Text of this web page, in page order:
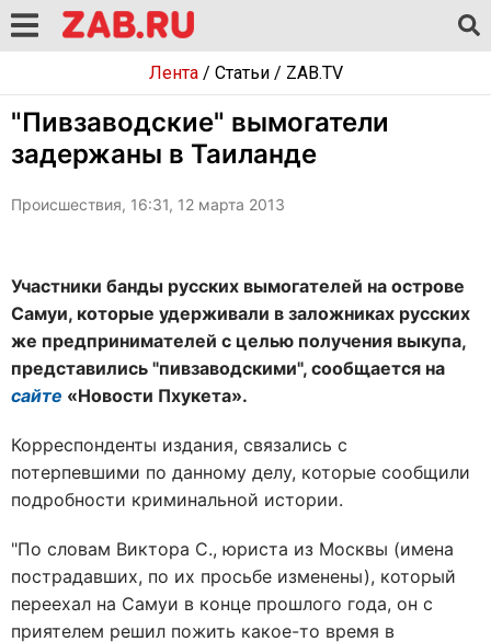
Лента/ Статьи/ ZAB.TV
"Пивзаводские" вымогатели
задержаны в Таиланде
Происшествия, 16:31, 12 марта 2013
Участники банды русских вымогателей на острове
Самуи, которые удерживали в заложниках русских
же предпринимателей с целью получения выкупа,
представились "пивзаводскими", сообщается на
сайте «Новости Пхукета».
Корреспонденты издания, связались с
потерпевшими по данному делу, которые сообщили
подробности криминальной истории.
"По словам Виктора С., юриста из Москвы (имена
пострадавших, по их просьбе изменены), который
переехал на Самуи в конце прошлого года, он с
приятелем решил пожить какое-то время в